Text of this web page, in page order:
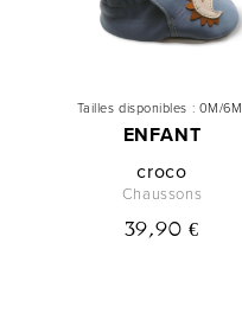
Tailles disponibles : 0M/6M
ENFANT
croco
Chaussons
39,90 €